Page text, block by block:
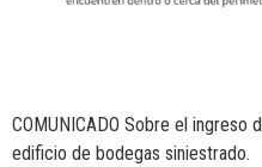
COMUNICADO Sobre el ingreso
edificio de bodegas siniestrado.